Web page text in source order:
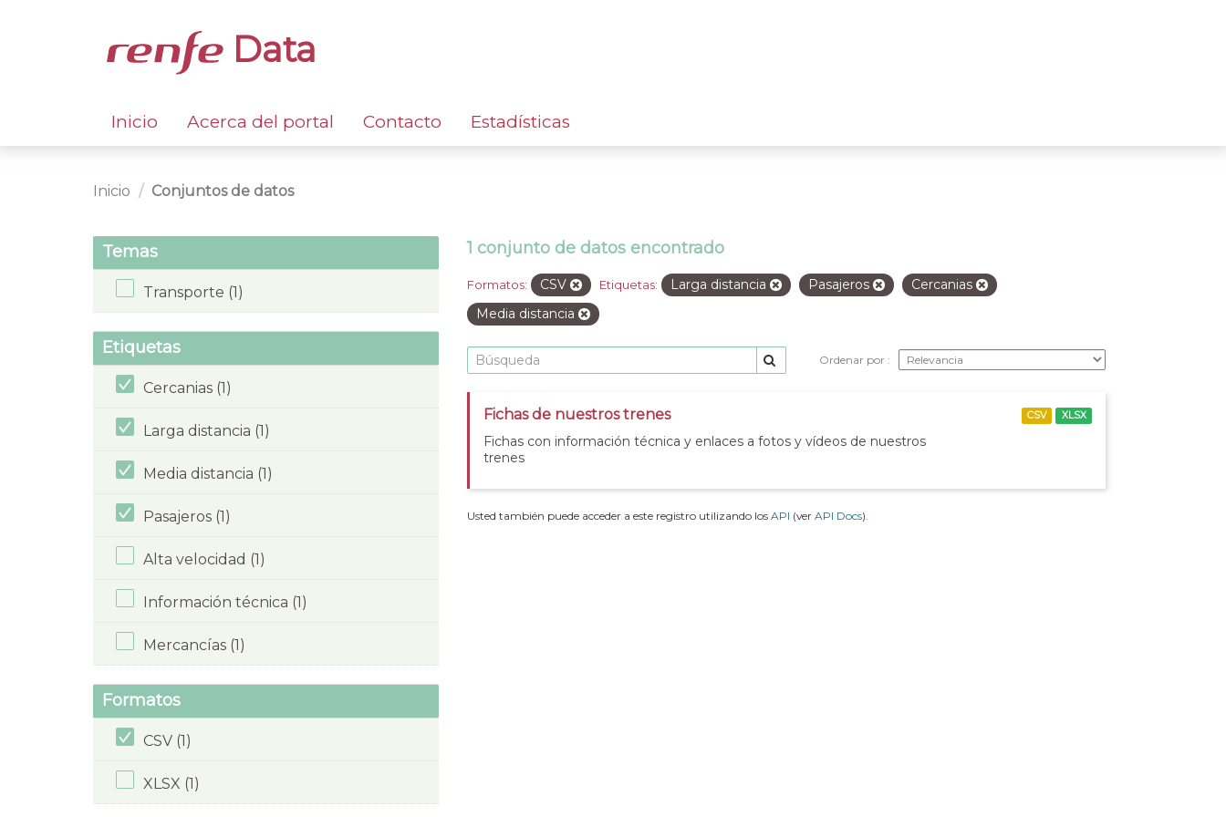
Data
Inicio Acerca del portal Contacto Estadísticas
Inicio Conjuntos de datos
Temas
Transporte (1)
Etiquetas
Cercanias (1)
Larga distancia (1)
Media distancia (1)
Pasajeros (1)
Alta velocidad (1)
Información técnica (1)
Mercancías (1)
Formatos
CSV (1)
XLSX (1)
1 conjunto de datos encontrado
Formatos: CSV Etiquetas: Larga distancia Pasajeros
Cercanias
Media distancia
Ordenar por
Fichas de nuestros trenes
Fichas con información técnica y enlaces a fotos y vídeos de nuestros
trenes
CSV XLSX
Usted también puede acceder a este registro utilizando los API (ver API Docs).